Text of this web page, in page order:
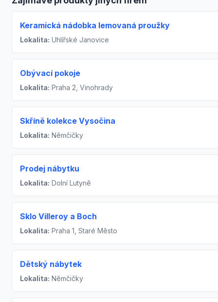
Keramická nádobka lemovaná proužky
Lokalita: Uhlířské Janovice
Obývací pokoje
Lokalita: Praha 2, Vinohrady
Skříně kolekce Vysočina
Lokalita: Němčičky
Prodej nábytku
Lokalita: Dolní Lutyně
Sklo Villeroy a Boch
Lokalita: Praha 1, Staré Město
Dětský nábytek
Lokalita: Němčičky